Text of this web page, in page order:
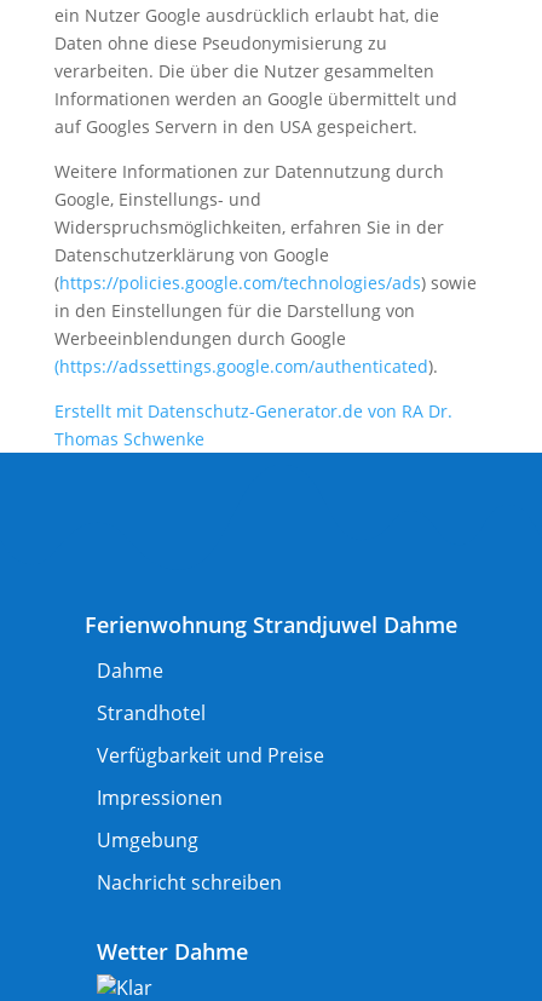
ein Nutzer Google ausdrücklich erlaubt hat, die
Daten ohne diese Pseudonymisierung zu
verarbeiten. Die über die Nutzer gesammelten
Informationen werden an Google übermittelt und
auf Googles Servern in den USA gespeichert.
Weitere Informationen zur Datennutzung durch
Google, Einstellungs- und
Widerspruchsmöglichkeiten, erfahren Sie in der
Datenschutzerklärung von Google
(https://policies.google.com/technologies/ads) sowie
in den Einstellungen für die Darstellung von
Werbeeinblendungen durch Google
(https://adssettings.google.com/authenticated).
Erstellt mit Datenschutz-Generator.de von RA Dr.
Thomas Schwenke
Ferienwohnung Strandjuwel Dahme
Dahme
Strandhotel
Verfügbarkeit und Preise
Impressionen
Umgebung
Nachricht schreiben
Wetter Dahme